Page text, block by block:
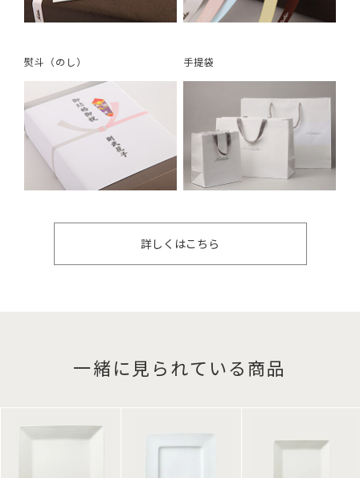
熨斗（のし） 手提袋
詳しくはこちら
一緒に見られている商品